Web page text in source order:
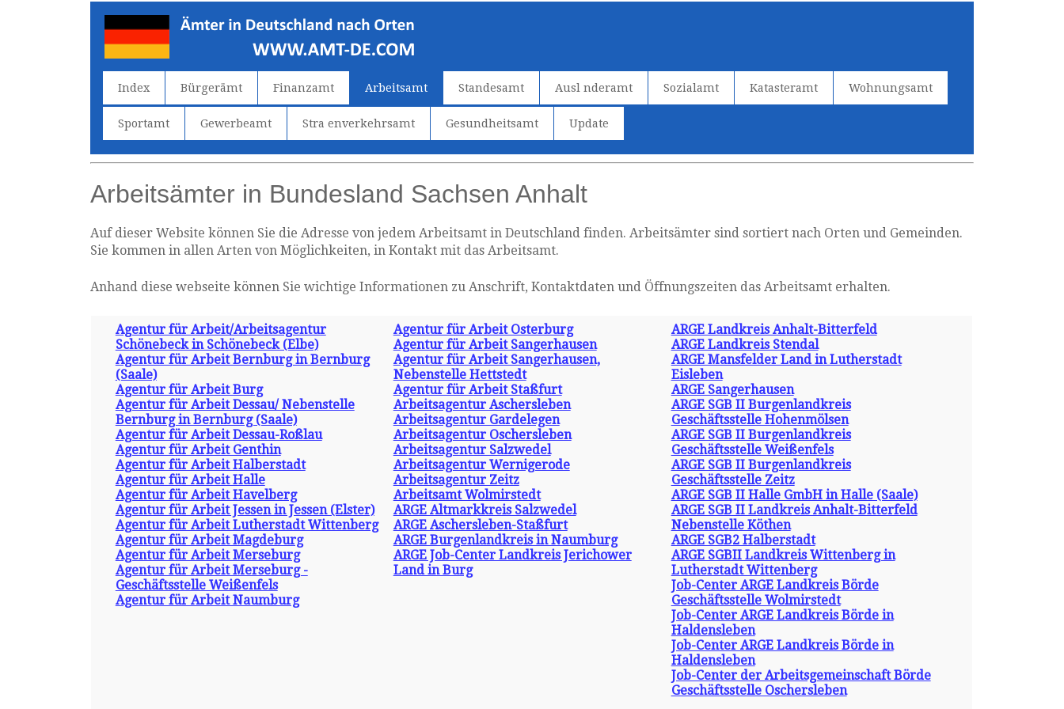
Index Bürgerämt Finanzamt Arbeitsamt Standesamt Ausl nderamt Sozialamt Katasteramt Wohnungsamt
Sportamt Gewerbeamt Stra enverkehrsamt Gesundheitsamt Update
Arbeitsämter in Bundesland Sachsen Anhalt
Auf dieser Website können Sie die Adresse von jedem Arbeitsamt in Deutschland finden. Arbeitsämter sind sortiert nach Orten und Gemeinden.
Sie kommen in allen Arten von Möglichkeiten, in Kontakt mit das Arbeitsamt.
Anhand diese webseite können Sie wichtige Informationen zu Anschrift, Kontaktdaten und Öffnungszeiten das Arbeitsamt erhalten.
Agentur für Arbeit/Arbeitsagentur
Schönebeck in Schönebeck (Elbe)
Agentur für Arbeit Bernburg in Bernburg
(Saale)
Agentur für Arbeit Burg
Agentur für Arbeit Dessau/ Nebenstelle
Bernburg in Bernburg (Saale)
Agentur für Arbeit Dessau-Roßlau
Agentur für Arbeit Genthin
Agentur für Arbeit Halberstadt
Agentur für Arbeit Halle
Agentur für Arbeit Havelberg
Agentur für Arbeit Jessen in Jessen (Elster)
Agentur für Arbeit Lutherstadt Wittenberg
Agentur für Arbeit Magdeburg
Agentur für Arbeit Merseburg
Agentur für Arbeit Merseburg -
Geschäftsstelle Weißenfels
Agentur für Arbeit Naumburg
Agentur für Arbeit Osterburg
Agentur für Arbeit Sangerhausen
Agentur für Arbeit Sangerhausen,
Nebenstelle Hettstedt
Agentur für Arbeit Staßfurt
Arbeitsagentur Aschersleben
Arbeitsagentur Gardelegen
Arbeitsagentur Oschersleben
Arbeitsagentur Salzwedel
Arbeitsagentur Wernigerode
Arbeitsagentur Zeitz
Arbeitsamt Wolmirstedt
ARGE Altmarkkreis Salzwedel
ARGE Aschersleben-Staßfurt
ARGE Burgenlandkreis in Naumburg
ARGE Job-Center Landkreis Jerichower
Land in Burg
ARGE Landkreis Anhalt-Bitterfeld
ARGE Landkreis Stendal
ARGE Mansfelder Land in Lutherstadt
Eisleben
ARGE Sangerhausen
ARGE SGB II Burgenlandkreis
Geschäftsstelle Hohenmölsen
ARGE SGB II Burgenlandkreis
Geschäftsstelle Weißenfels
ARGE SGB II Burgenlandkreis
Geschäftsstelle Zeitz
ARGE SGB II Halle GmbH in Halle (Saale)
ARGE SGB II Landkreis Anhalt-Bitterfeld
Nebenstelle Köthen
ARGE SGB2 Halberstadt
ARGE SGBII Landkreis Wittenberg in
Lutherstadt Wittenberg
Job-Center ARGE Landkreis Börde
Geschäftsstelle Wolmirstedt
Job-Center ARGE Landkreis Börde in
Haldensleben
Job-Center ARGE Landkreis Börde in
Haldensleben
Job-Center der Arbeitsgemeinschaft Börde
Geschäftsstelle Oschersleben